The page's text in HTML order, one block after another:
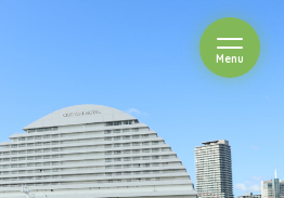
カゴヤ
Menuを開閉